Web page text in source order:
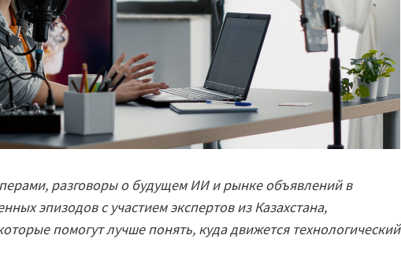
разговоры о будущем ИИ и рынке объявлений в
эпизодов с участием экспертов из Казахстана,
помогут лучше понять, куда движется технологический